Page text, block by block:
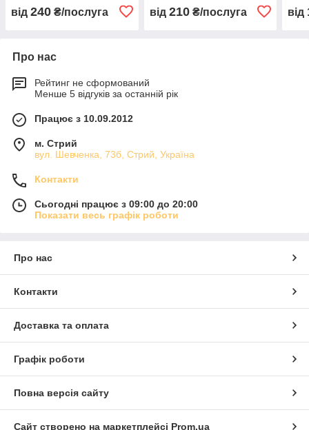
від 240 ₴/послуга від 210₴/послуга від
Про нас
Рейтинг не сформований
Менше 5 відгуків за останній рік
Працює з 10.09.2012
м. Стрий
вул. Шевченка, 73б, Стрий, Україна
Контакти
Сьогодні працює з 09:00 до 20:00
Показати весь графік роботи
Про нас
Контакти
Доставка та оплата
Графік роботи
Повна версія сайту
Сайт створено на маркетплейсі Prom.ua